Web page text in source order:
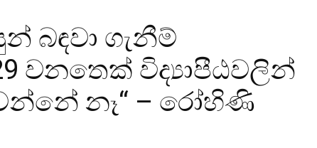
බඳවා ගැනීම්
වනතෙක් විද්‍යාපීඨවලින්
නෑ‘‘ – රෝහිණි